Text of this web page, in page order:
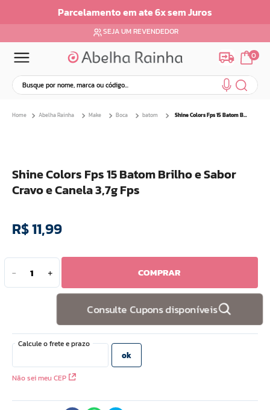
Parcelamento em até 6x sem juros
SEJA UM REVENDEDOR
0
Busque por nome, marca ou código...
Abelha Rainha Make Boca batom Shine Colors Fps 15 Batom Brilho e Sabor Cravo e Canela 3,7g Fps
Shine Colors Fps 15 Batom Brilho e Sabor
Cravo e Canela 3,7g Fps
R$11,99
＋
－ COMPRAR
Consulte Cupons disponíveis
Não sei meu CEP
4º
bom medico
5º
renovil
7º
creme
10º hidratante